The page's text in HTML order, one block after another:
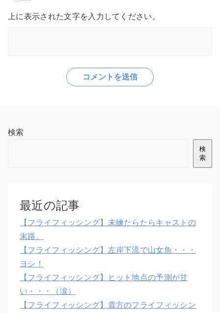
上に表示された文字を入力してください。
検索
検
索
最近の記事
【フライフィッシング】未練たらたらキャストの
末路。
【フライフィッシング】左岸下流で山女魚・・・
ヨシ！
【フライフィッシング】ヒット地点の予測が甘
い・・・（涙）
【フライフィッシング】貴方のフライフィッシン